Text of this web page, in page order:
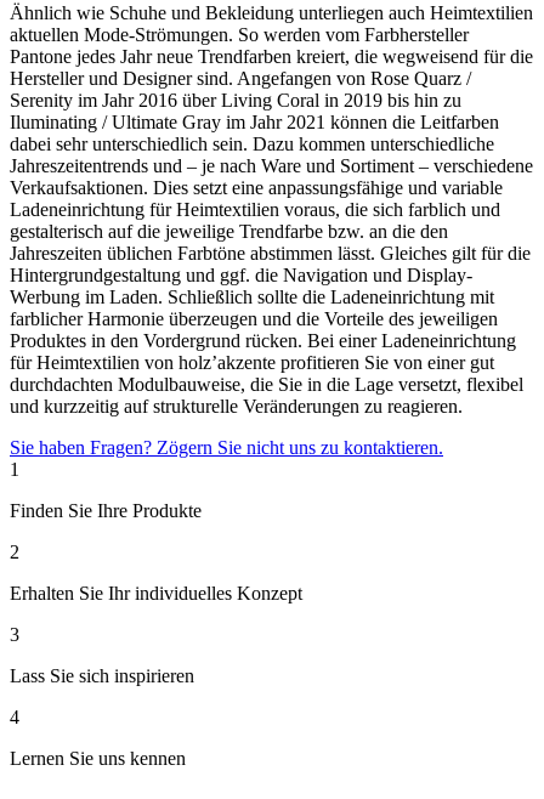
Ähnlich wie Schuhe und Bekleidung unterliegen auch Heimtextilien
aktuellen Mode-Strömungen. So werden vom Farbhersteller
Pantone jedes Jahr neue Trendfarben kreiert, die wegweisend für die
Hersteller und Designer sind. Angefangen von Rose Quarz /
Serenity im Jahr 2016 über Living Coral in 2019 bis hin zu
Iluminating / Ultimate Gray im Jahr 2021 können die Leitfarben
dabei sehr unterschiedlich sein. Dazu kommen unterschiedliche
Jahreszeitentrends und – je nach Ware und Sortiment – verschiedene
Verkaufsaktionen. Dies setzt eine anpassungsfähige und variable
Ladeneinrichtung für Heimtextilien voraus, die sich farblich und
gestalterisch auf die jeweilige Trendfarbe bzw. an die den
Jahreszeiten üblichen Farbtöne abstimmen lässt. Gleiches gilt für die
Hintergrundgestaltung und ggf. die Navigation und Display-
Werbung im Laden. Schließlich sollte die Ladeneinrichtung mit
farblicher Harmonie überzeugen und die Vorteile des jeweiligen
Produktes in den Vordergrund rücken. Bei einer Ladeneinrichtung
für Heimtextilien von holz’akzente profitieren Sie von einer gut
durchdachten Modulbauweise, die Sie in die Lage versetzt, flexibel
und kurzzeitig auf strukturelle Veränderungen zu reagieren.
Sie haben Fragen? Zögern Sie nicht uns zu kontaktieren.
1
Finden Sie Ihre Produkte
2
Erhalten Sie Ihr individuelles Konzept
3
Lass Sie sich inspirieren
4
Lernen Sie uns kennen